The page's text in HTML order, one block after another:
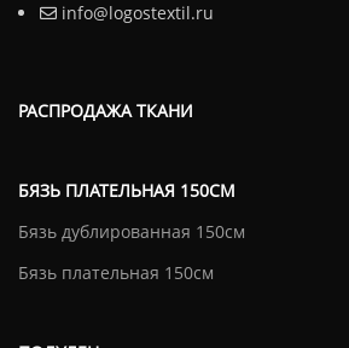
info@logostextil.ru
РАСПРОДАЖА ТКАНИ
БЯЗЬ ПЛАТЕЛЬНАЯ 150СМ
Бязь дублированная 150см
Бязь плательная 150см